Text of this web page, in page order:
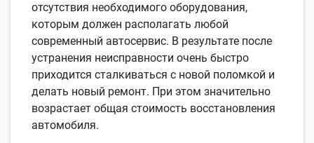
отсутствия необходимого оборудования,
которым должен располагать любой
современный автосервис. В результате после
устранения неисправности очень быстро
приходится сталкиваться с новой поломкой и
делать новый ремонт. При этом значительно
возрастает общая стоимость восстановления
автомобиля.